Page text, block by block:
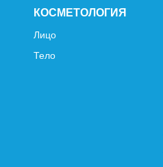
КОСМЕТОЛОГИЯ
Лицо
Тело